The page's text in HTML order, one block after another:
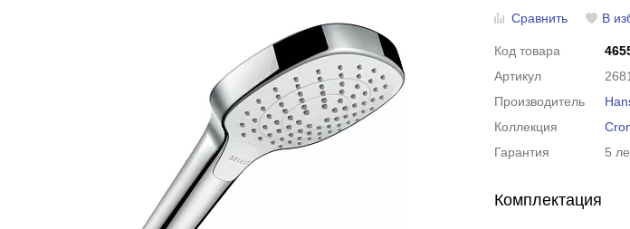
Сравнить В
Код товара
Артикул
Производитель
Коллекция
Гарантия
5
Комплектация